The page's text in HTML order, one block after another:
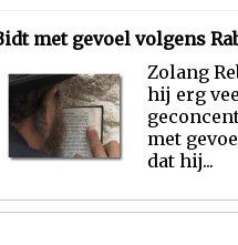
met gevoel volgens
Zolang
hij erg
met
dat hij...